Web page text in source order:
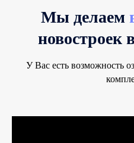
Мы делаем
новостроек
У Вас есть возможность